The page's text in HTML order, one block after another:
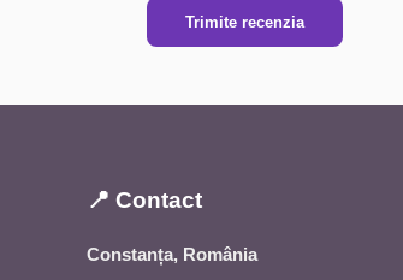
Trimite recenzia
📍 Contact
Constanța, România